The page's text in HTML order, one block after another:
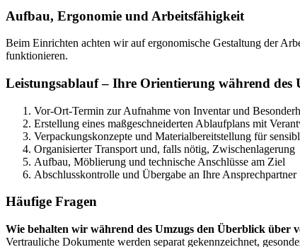
Aufbau, Ergonomie und Arbeitsfähigkeit
Beim Einrichten achten wir auf ergonomische Gestaltung der
funktionieren.
Leistungsablauf – Ihre Orientierung während des
Vor-Ort-Termin zur Aufnahme von Inventar und
Erstellung eines maßgeschneiderten Ablaufplans mit
Verpackungskonzepte und Materialbereitstellung für
Organisierter Transport und, falls nötig, Zwischenlagerung
Aufbau, Möblierung und technische Anschlüsse am Ziel
Abschlusskontrolle und Übergabe an Ihre Ansprechpartner
Häufige Fragen
Wie behalten wir während des Umzugs den Überblick über
Vertrauliche Dokumente werden separat gekennzeichnet,